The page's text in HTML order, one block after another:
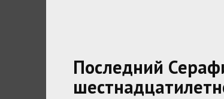
Последний